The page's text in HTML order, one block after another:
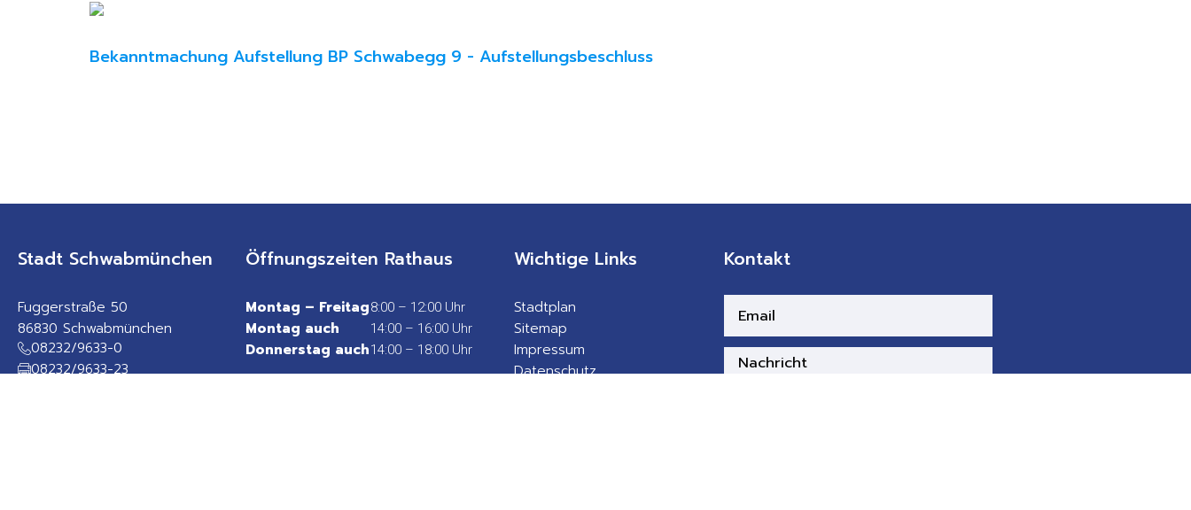
Bekanntmachung Aufstellung BP Schwabegg 9 - Aufstellungsbeschluss
Stadt Schwabmünchen
Fuggerstraße 50
86830 Schwabmünchen
08232/9633-0
08232/9633-23
Öffnungszeiten Rathaus
Montag – Freitag8:00 – 12:00 Uhr
Montag auch 14:00 – 16:00 Uhr
Donnerstag auch14:00 – 18:00 Uhr
Wichtige Links
Stadtplan
Sitemap
Impressum
Datenschutz
Kontakt